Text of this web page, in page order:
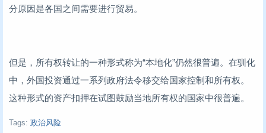
分原因是各国之间需要进行贸易。
但是，所有权转让的一种形式称为“本地化”仍然很普遍。在驯化
中，外国投资通过一系列政府法令移交给国家控制和所有权。
这种形式的资产扣押在试图鼓励当地所有权的国家中很普遍。
Tags: 政治风险